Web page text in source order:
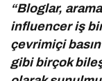
“Bloglar,
influencer iş
çevrimiçi
gibi birçok